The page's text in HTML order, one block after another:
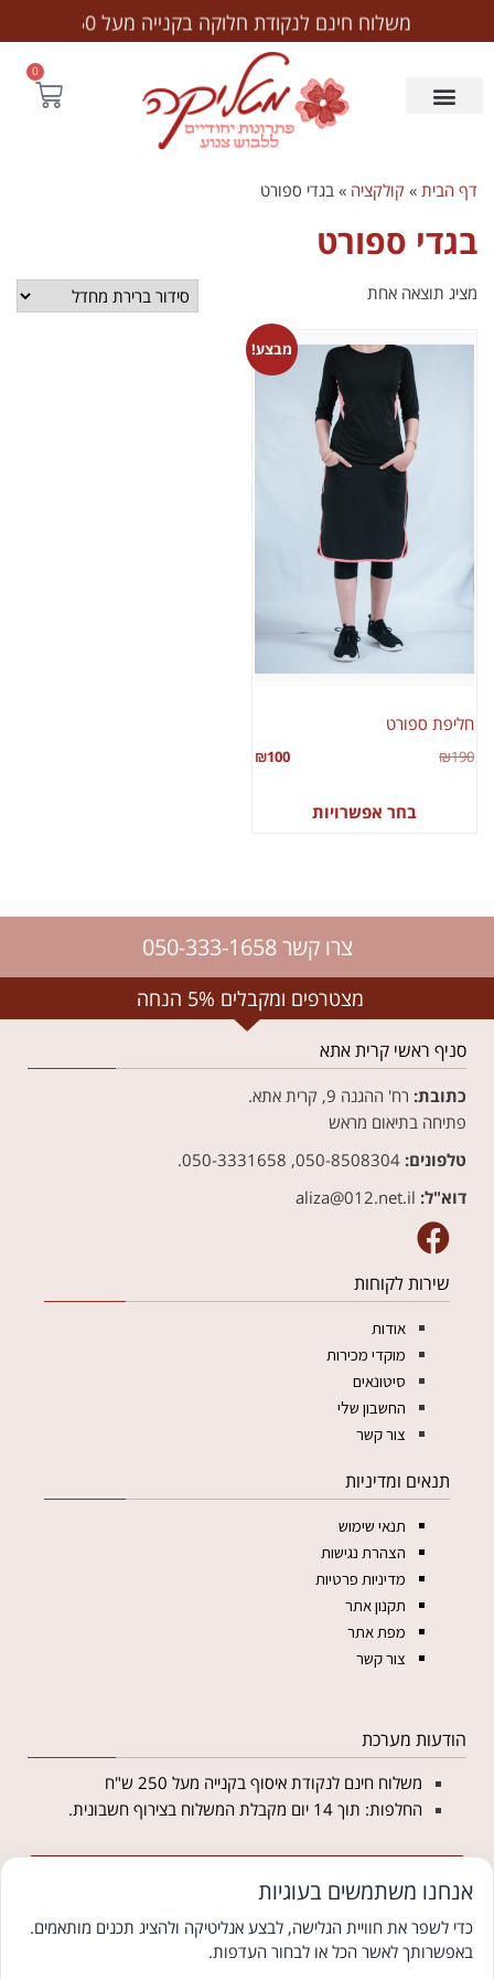
משלוח חינם לנקודת חלוקה בקנייה מעל ₪250
0
דף הבית » קולקציה » בגדי ספורט
בגדי ספורט
מציג תוצאה אחת
מבצע!
חליפת ספורט
₪190
₪100
בחר אפשרויות
צרו קשר 050-333-1658
מצטרפים ומקבלים 5% הנחה
סניף ראשי קרית אתא
כתובת: רח' ההגנה 9, קרית אתא.
פתיחה בתיאום מראש
טלפונים:
דוא"ל:
שירות לקוחות
אודות
מוקדי מכירות
סיטונאים
החשבון שלי
צור קשר
תנאים ומדיניות
תנאי שימוש
הצהרת נגישות
מדיניות פרטיות
תקנון אתר
מפת אתר
צור קשר
הודעות מערכת
משלוח חינם לנקודת איסוף בקנייה מעל 250 ש"ח
החלפות: תוך 14 יום מקבלת המשלוח בצירוף חשבונית.
לקנייה באתר
© כל הזכויות שמורות למטליקה פתרונות יחודיים ללבוש צנוע
אנחנו משתמשים בעוגיות
כדי לשפר את חוויית הגלישה, לבצע אנליטיקה ולהציג תכנים מותאמים.
באפשרותך לאשר הכל או לבחור העדפות.